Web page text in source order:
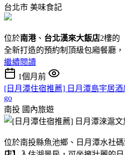
台北市 美味食記
位於南港、 台北漢來大飯店2樓的
全新打造的預約制頂級包廂餐廳，
繼續閱讀
1個月前
[日月潭住宿推薦] 日月潭島宇居
go
南投 國內旅遊
位於南投縣魚池鄉、日月潭水社